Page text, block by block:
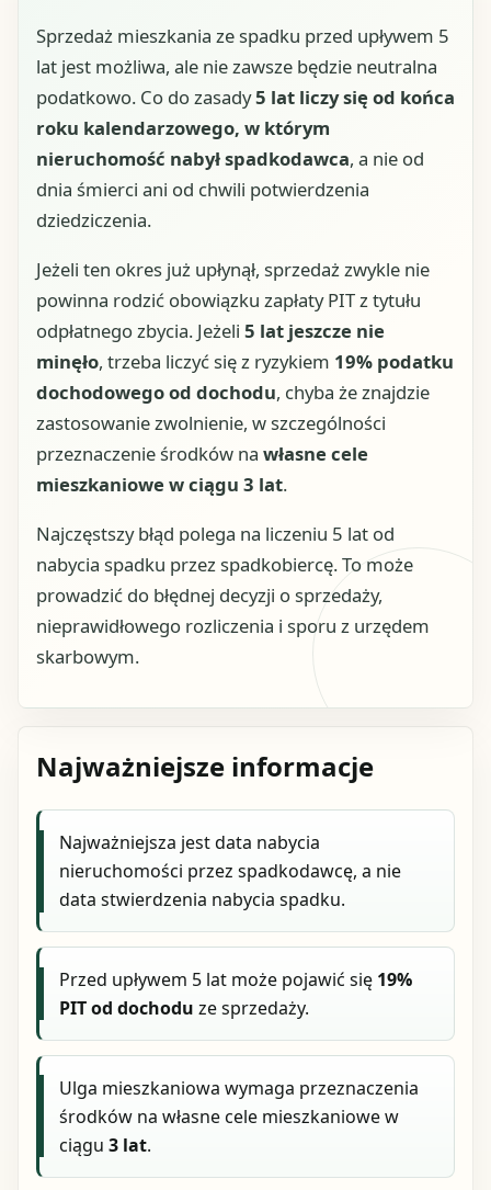
Sprzedaż mieszkania ze spadku przed upływem 5
lat jest możliwa, ale nie zawsze będzie neutralna
podatkowo. Co do zasady5 lat liczy się od końca
roku kalendarzowego, w którym
nieruchomość nabył spadkodawca, a nie od
dnia śmierci ani od chwili potwierdzenia
dziedziczenia.
Jeżeli ten okres już upłynął, sprzedaż zwykle nie
powinna rodzić obowiązku zapłaty PIT z tytułu
odpłatnego zbycia. Jeżeli 5 lat jeszcze nie
minęło, trzeba liczyć się z ryzykiem 19% podatku
dochodowego od dochodu, chyba że znajdzie
zastosowanie zwolnienie, w szczególności
przeznaczenie środków na własne cele
mieszkaniowe w ciągu 3 lat.
Najczęstszy błąd polega na liczeniu 5 lat od
nabycia spadku przez spadkobiercę. To może
prowadzić do błędnej decyzji o sprzedaży,
nieprawidłowego rozliczenia i sporu z urzędem
skarbowym.
Najważniejsze informacje
Najważniejsza jest data nabycia
nieruchomości przez spadkodawcę, a nie
data stwierdzenia nabycia spadku.
Przed upływem 5 lat może pojawić się 19%
PIT od dochodu ze sprzedaży.
Ulga mieszkaniowa wymaga przeznaczenia
środków na własne cele mieszkaniowe w
ciągu3 lat.